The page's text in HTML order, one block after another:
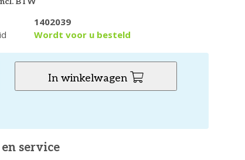
1402039
Wordt voor u besteld
In winkelwagen
service